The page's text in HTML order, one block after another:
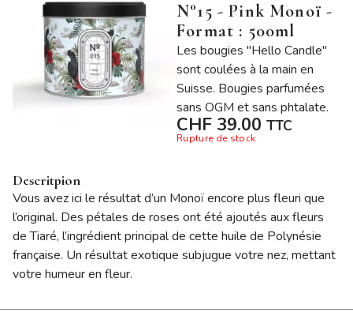
N°15 - Pink Monoï -
Format : 500ml
Les bougies "Hello Candle"
sont coulées à la main en
Suisse. Bougies parfumées
sans OGM et sans phtalate.
CHF 39.00 TTC
Rupture de stock
Descritpion
Vous avez ici le résultat d’un Monoï encore plus fleuri que
l’original. Des pétales de roses ont été ajoutés aux fleurs
de Tiaré, l’ingrédient principal de cette huile de Polynésie
française. Un résultat exotique subjugue votre nez, mettant
votre humeur en fleur.